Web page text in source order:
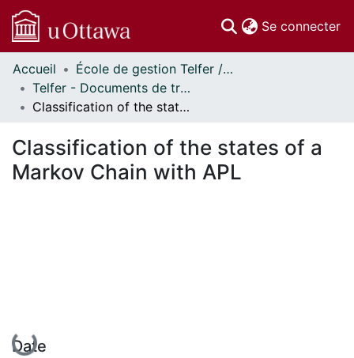
Se connecter
Communautés
et collections
Parcourir
À propos
Accueil
École de gestion Telfer // Telfer School of Management
Telfer - Documents de travail // Telfer - Working Papers
Classification of the states of a Markov Chain with APL
Classification of the states of a
Markov Chain with APL
Date